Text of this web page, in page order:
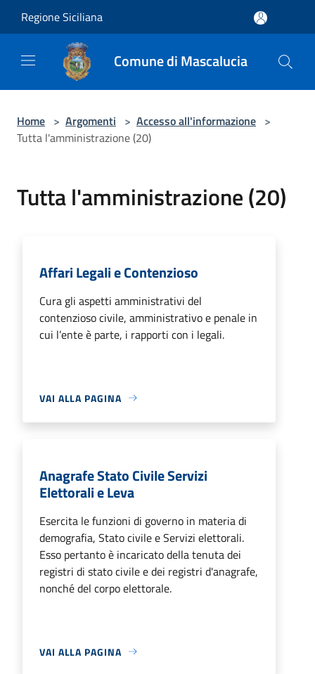
Regione Siciliana
Comune di Mascalucia
Home > Argomenti > Accesso all'informazione >
Tutta l'amministrazione (20)
Tutta l'amministrazione (20)
Affari Legali e Contenzioso
Cura gli aspetti amministrativi del
contenzioso civile, amministrativo e penale in
cui l’ente è parte, i rapporti con i legali.
VAI ALLA PAGINA
Anagrafe Stato Civile Servizi
Elettorali e Leva
Esercita le funzioni di governo in materia di
demografia, Stato civile e Servizi elettorali.
Esso pertanto è incaricato della tenuta dei
registri di stato civile e dei registri d'anagrafe,
nonché del corpo elettorale.
VAI ALLA PAGINA